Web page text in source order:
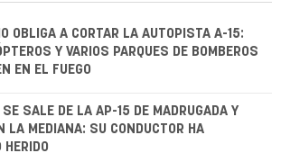
OBLIGA A CORTAR LA AUTOPISTA A-15:
Y VARIOS PARQUES DE BOMBEROS
EN EL FUEGO
SALE DE LA AP-15 DE MADRUGADA Y
LA MEDIANA: SU CONDUCTOR HA
HERIDO